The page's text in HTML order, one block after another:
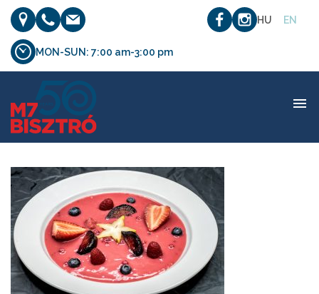
HU EN
MON-SUN: 7:00 am-3:00 pm